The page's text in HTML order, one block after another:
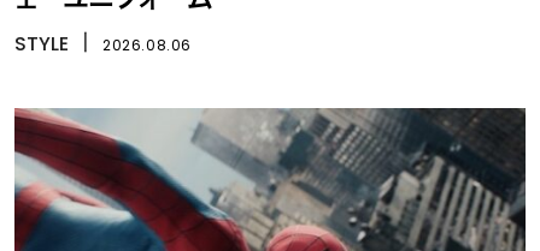
STYLE 2026.08.06